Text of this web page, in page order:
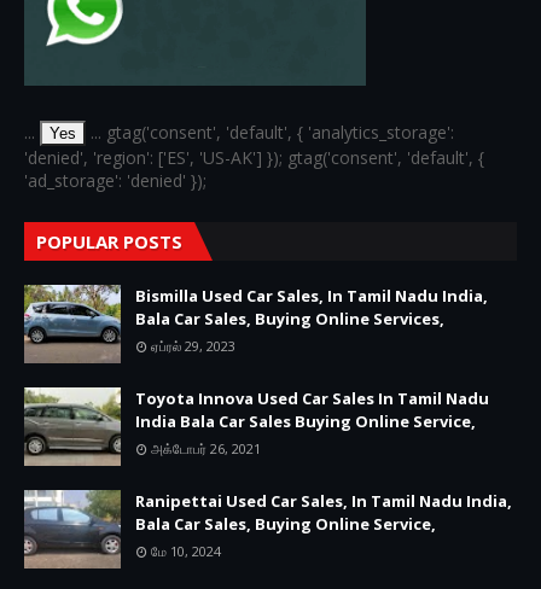
... Yes
... gtag('consent', 'default', { 'analytics_storage':
'denied', 'region': ['ES', 'US-AK'] }); gtag('consent', 'default', {
'ad_storage': 'denied' });
POPULAR POSTS
Bismilla Used Car Sales, In Tamil Nadu India,
Bala Car Sales, Buying Online Services,
ஏப்ரல் 29, 2023
Toyota Innova Used Car Sales In Tamil Nadu
India Bala Car Sales Buying Online Service,
அக்டோபர் 26, 2021
Ranipettai Used Car Sales, In Tamil Nadu India,
Bala Car Sales, Buying Online Service,
மே 10, 2024